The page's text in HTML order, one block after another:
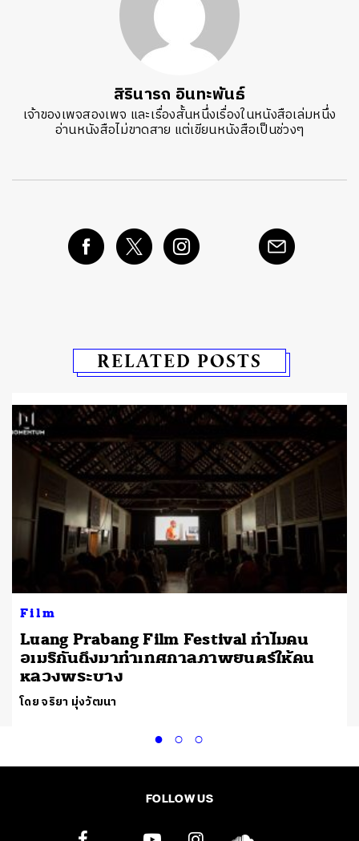
สิรินารถ อินทะพันธ์
เจ้าของเพจสองเพจ และเรื่องสั้นหนึ่งเรื่องในหนังสือเล่มหนึ่ง
อ่านหนังสือไม่ขาดสาย แต่เขียนหนังสือเป็นช่วงๆ
RELATED POSTS
Film
Luang Prabang Film Festival ทำไมคน
อเมริกันถึงมาทำเทศกาลภาพยนตร์ให้คน
หลวงพระบาง
โดย จริยา มุ่งวัฒนา
FOLLOW US